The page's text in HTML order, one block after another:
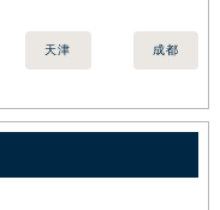
天津 成都